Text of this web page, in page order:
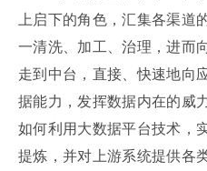
上启下的角色，汇集各渠道
一清洗、加工、治理，进而
走到中台，直接、快速地向
据能力，发挥数据内在的威
如何利用大数据平台技术，
提炼，并对上游系统提供各